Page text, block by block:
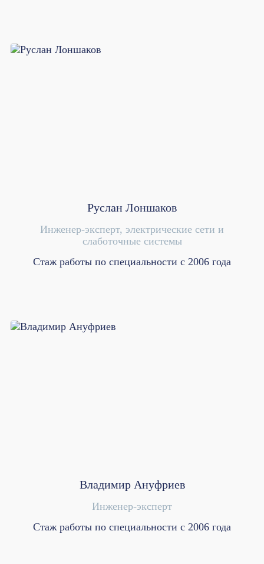
Руслан Лоншаков
Инженер-эксперт, электрические сети и
слаботочные системы
Стаж работы по специальности с 2006 года
Владимир Ануфриев
Инженер-эксперт
Стаж работы по специальности с 2006 года